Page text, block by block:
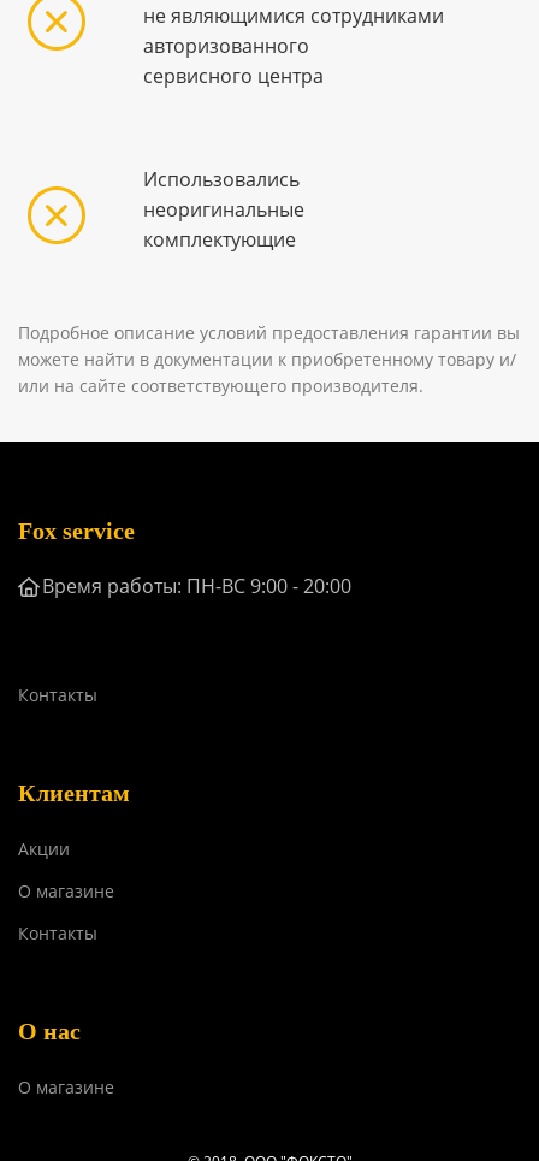
не являющимися сотрудниками
авторизованного
сервисного центра
Использовались
неоригинальные
комплектующие
Подробное описание условий предоставления гарантии вы
можете найти в документации к приобретенному товару и/
или на сайте соответствующего производителя.
Fox service
Время работы: ПН-ВС 9:00 - 20:00
Контакты
Клиентам
Акции
О магазине
Контакты
О нас
О магазине